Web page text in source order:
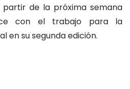
de la próxima semana
con el trabajo para la
en su segunda edición.